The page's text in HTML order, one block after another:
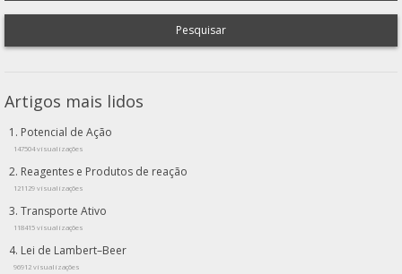
Pesquisar
Artigos mais lidos
Potencial de Ação
147504 visualizações
Reagentes e Produtos de reação
121129 visualizações
Transporte Ativo
118415 visualizações
Lei de Lambert–Beer
96912 visualizações